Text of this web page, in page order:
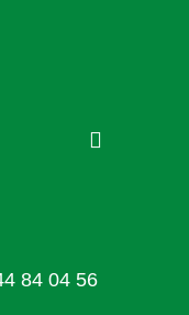
84 04 56